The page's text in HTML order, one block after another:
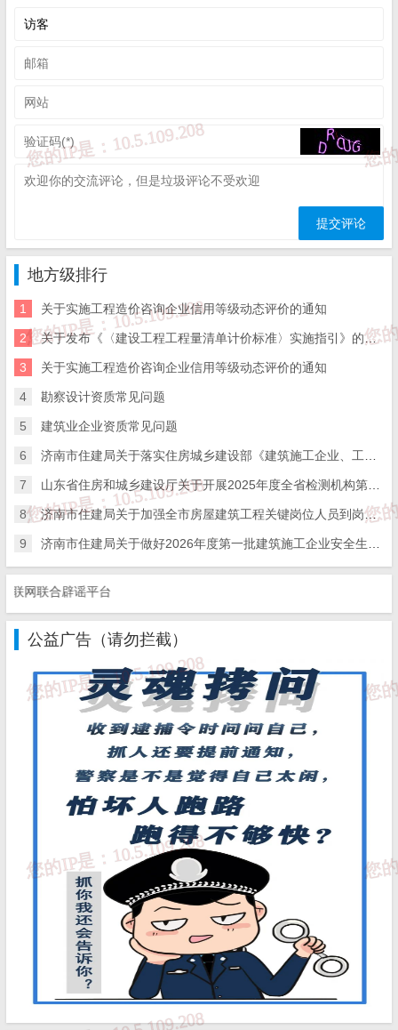
地方级排行
1 关于实施工程造价咨询企业信用等级动态评价的通知
2 关于发布《〈建设工程工程量清单计价标准〉实施指引》的通知
3 关于实施工程造价咨询企业信用等级动态评价的通知
4 勘察设计资质常见问题
5 建筑业企业资质常见问题
6 济南市住建局关于落实住房城乡建设部《建筑施工企业、工程项目安全生产管理机构设置及安全生产管理人员配备办法》的通知
7 山东省住房和城乡建设厅关于开展2025年度全省检测机构第二次能力验证工作的通知
8 济南市住建局关于加强全市房屋建筑工程关键岗位人员到岗履职数字化监管的通知
9 济南市住建局关于做好2026年度第一批建筑施工企业安全生产管理人员考试报名工作的通知
联合辟谣平台
公益广告（请勿拦截）